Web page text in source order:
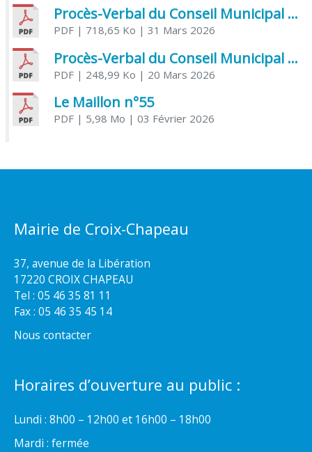
Procès-Verbal du Conseil Municipal du 31 mars 2026
PDF| 718,65 Ko | 31 Mars 2026
Procès-Verbal du Conseil Municipal du 20 mars 2026
PDF| 248,99 Ko | 20 Mars 2026
Le Maillon n°55
PDF| 5,98 Mo | 03 Février 2026
Mairie de Croix-Chapeau
37, avenue de la Libération
17220 CROIX CHAPEAU
Tel : 05 46 35 81 11
Fax : 05 46 35 45 14
Nous contacter
Horaires d’ouverture au public :
Lundi : 8h00 – 12h00 et 16h00 – 18h00
Mardi : fermée